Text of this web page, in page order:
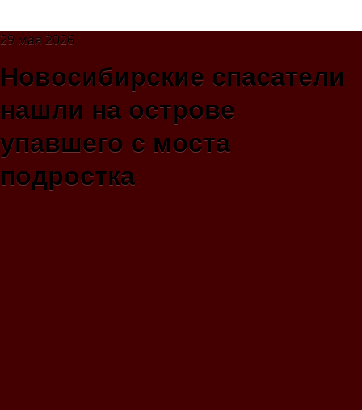
29 мая 2026
Новосибирские спасатели
нашли на острове
упавшего с моста
подростка